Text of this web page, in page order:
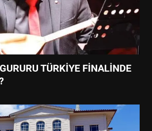
TÜRKİYE FİNALİNDE